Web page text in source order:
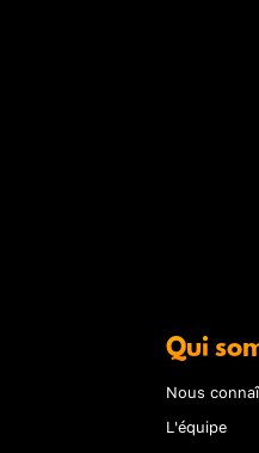
Qui
Nous
L'équipe